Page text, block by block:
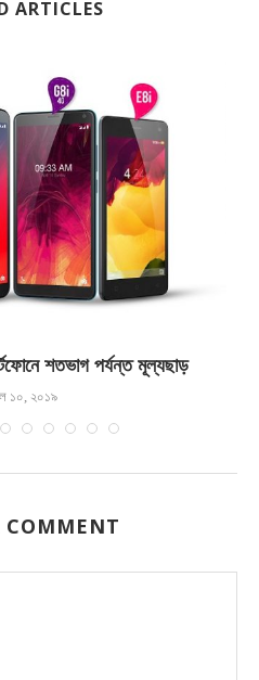
ARTICLES
শতভাগ পর্যন্ত মূল্যছাড়
১০, ২০১৯
COMMENT